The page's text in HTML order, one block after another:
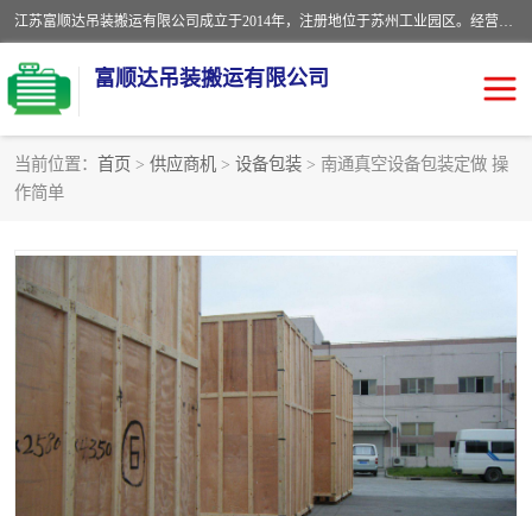
江苏富顺达吊装搬运有限公司成立于2014年，注册地位于苏州工业园区。经营范围包括起重吊装、搬运装卸服务；叉车、吊车租赁；水电安装；机电工程施工及维护；机电设备安装；家政服务、保洁服务。苏州搬运公司，苏州叉车出租，苏州吊车出租，苏州工厂设备搬运，专业设备吊装服务。
富顺达吊装搬运有限公司
当前位置： 首页 > 供应商机 > 设备包装 > 南通真空设备包装定做 操
作简单
苏州设备搬运吊装服务
工厂搬迁公司
设备定位移位 起重吊装
设备搬运 吊装公司
工厂设备搬运 专业设备吊装服务
吊车出租租赁服务 叉车出租租赁服务